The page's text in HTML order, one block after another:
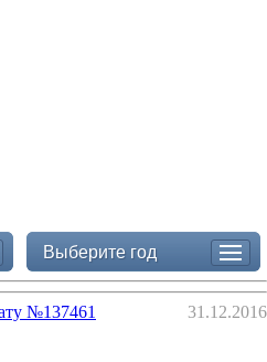
Выберите год
№137461
31.12.2016